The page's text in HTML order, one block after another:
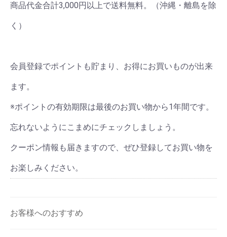
商品代金合計3,000円以上で送料無料。（沖縄・離島を除
く）
会員登録でポイントも貯まり、お得にお買いものが出来
ます。
※ポイントの有効期限は最後のお買い物から1年間です。
忘れないようにこまめにチェックしましょう。
クーポン情報も届きますので、ぜひ登録してお買い物を
お楽しみください。
お客様へのおすすめ